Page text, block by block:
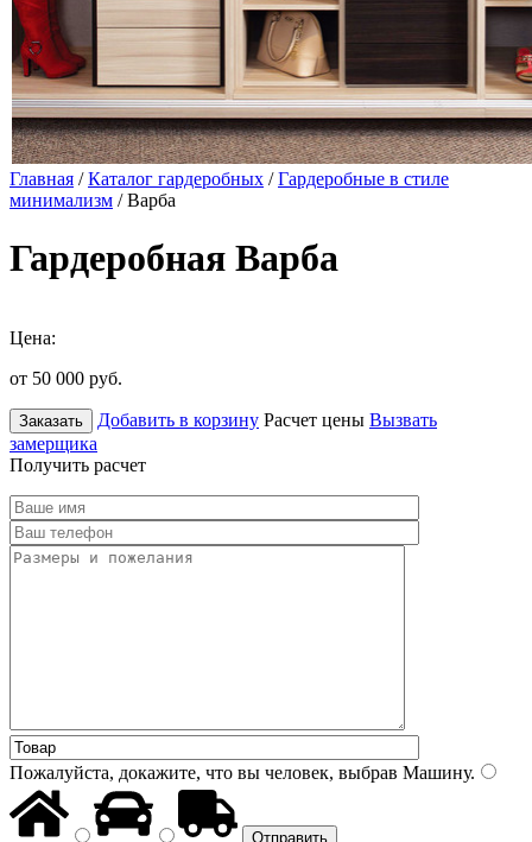
Главная /Каталог гардеробных /Гардеробные в стиле
минимализм / Варба
Гардеробная Варба
Цена:
от 50 000 руб.
Заказать Добавить в корзину Расчет цены Вызвать
замерщика
Получить расчет
Пожалуйста, докажите, что вы человек, выбрав Машину.